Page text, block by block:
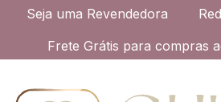
Seja uma Revendedora
Frete Grátis para compras